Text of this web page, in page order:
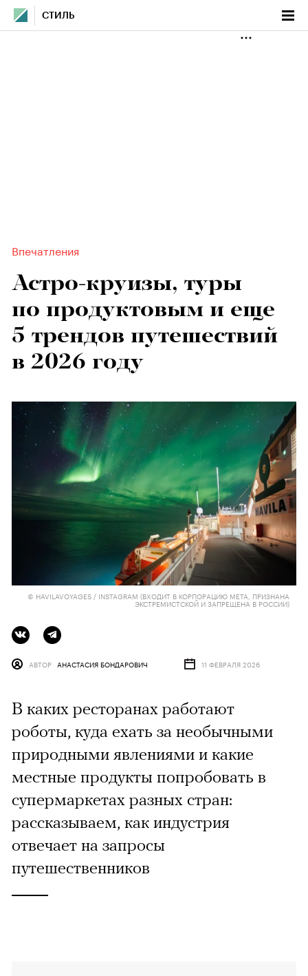
СТИЛЬ
Впечатления
Астро-круизы, туры
по продуктовым и еще
5 трендов путешествий
в 2026 году
© HAVILAVOYAGES / INSTAGRAM (ВХОДИТ В КОРПОРАЦИЮ META, ПРИЗНАНА
ЭКСТРЕМИСТСКОЙ И ЗАПРЕЩЕНА В РОССИИ)
АВТОР АНАСТАСИЯ БОНДАРОВИЧ 11 ФЕВРАЛЯ 2026
В каких ресторанах работают
роботы, куда ехать за необычными
природными явлениями и какие
местные продукты попробовать в
супермаркетах разных стран:
рассказываем, как индустрия
отвечает на запросы
путешественников